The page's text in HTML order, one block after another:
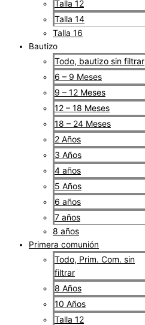
Talla 12
Talla 14
Talla 16
Bautizo
Todo, bautizo sin filtrar
6 – 9 Meses
9 – 12 Meses
12 – 18 Meses
18 – 24 Meses
2 Años
3 Años
4 años
5 Años
6 años
7 años
8 años
Primera comunión
Todo, Prim. Com. sin
filtrar
8 Años
10 Años
Talla 12